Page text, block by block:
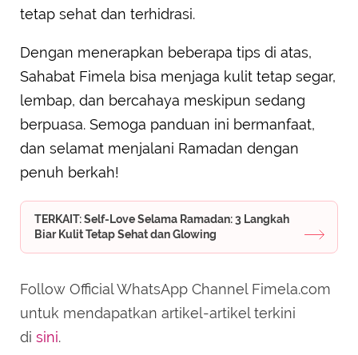
tetap sehat dan terhidrasi.
Dengan menerapkan beberapa tips di atas,
Sahabat Fimela bisa menjaga kulit tetap segar,
lembap, dan bercahaya meskipun sedang
berpuasa. Semoga panduan ini bermanfaat,
dan selamat menjalani Ramadan dengan
penuh berkah!
TERKAIT: Self-Love Selama Ramadan: 3 Langkah
Biar Kulit Tetap Sehat dan Glowing
Follow Official WhatsApp Channel Fimela.com
untuk mendapatkan artikel-artikel terkini
di sini.